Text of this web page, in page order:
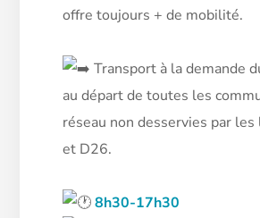
offre toujours + de mobilité.
Transport à la demande
au départ de toutes les
réseau non desservies par
et D26.
8h30-17h30